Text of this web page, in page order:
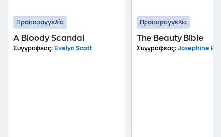
Προπαραγγελία
A Bloody Scandal
Συγγραφέας: Evelyn Scott
Προπαραγγελία
The Beauty Bible
Συγγραφέας: Josephine